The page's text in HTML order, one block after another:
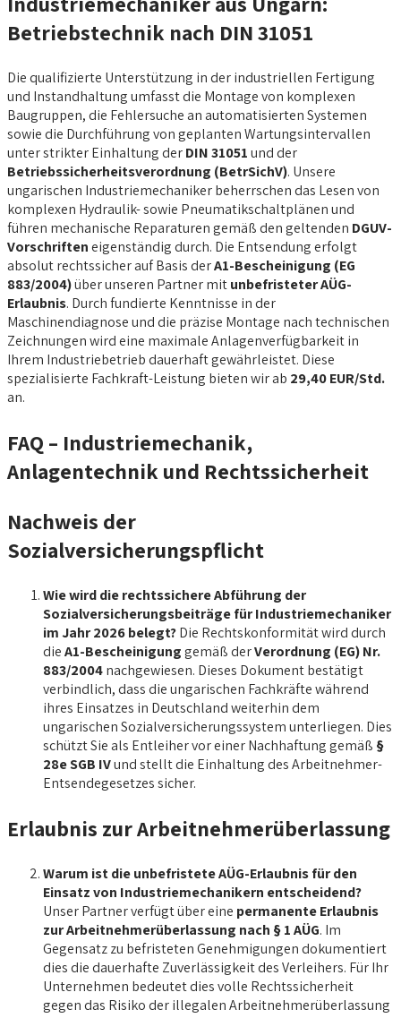
Betriebstechnik nach DIN 31051
Die qualifizierte Unterstützung in der industriellen Fertigung
und Instandhaltung umfasst die Montage von komplexen
Baugruppen, die Fehlersuche an automatisierten Systemen
sowie die Durchführung von geplanten Wartungsintervallen
unter strikter Einhaltung derDIN 31051und der
Betriebssicherheitsverordnung (BetrSichV). Unsere
ungarischen Industriemechaniker beherrschen das Lesen von
komplexen Hydraulik- sowie Pneumatikschaltplänen und
führen mechanische Reparaturen gemäß den geltenden DGUV-
Vorschrifteneigenständig durch. Die Entsendung erfolgt
absolut rechtssicher auf Basis derA1-Bescheinigung (EG
883/2004)über unseren Partner mitunbefristeter AÜG-
Erlaubnis. Durch fundierte Kenntnisse in der
Maschinendiagnose und die präzise Montage nach technischen
Zeichnungen wird eine maximale Anlagenverfügbarkeit in
Ihrem Industriebetrieb dauerhaft gewährleistet. Diese
spezialisierte Fachkraft-Leistung bieten wir ab 29,40 EUR/Std.
an.
FAQ – Industriemechanik,
Anlagentechnik und Rechtssicherheit
Nachweis der
Sozialversicherungspflicht
Wie wird die rechtssichere Abführung der
Sozialversicherungsbeiträge für Industriemechaniker
im Jahr 2026 belegt?Die Rechtskonformität wird durch
dieA1-Bescheinigunggemäß derVerordnung (EG) Nr.
883/2004nachgewiesen. Dieses Dokument bestätigt
verbindlich, dass die ungarischen Fachkräfte während
ihres Einsatzes in Deutschland weiterhin dem
ungarischen Sozialversicherungssystem unterliegen. Dies
schützt Sie als Entleiher vor einer Nachhaftung gemäß §
28e SGB IVund stellt die Einhaltung des Arbeitnehmer-
Entsendegesetzes sicher.
Erlaubnis zur Arbeitnehmerüberlassung
Warum ist die unbefristete AÜG-Erlaubnis für den
Einsatz von Industriemechanikern entscheidend?
Unser Partner verfügt über eine permanente Erlaubnis
zur Arbeitnehmerüberlassung nach § 1 AÜG. Im
Gegensatz zu befristeten Genehmigungen dokumentiert
dies die dauerhafte Zuverlässigkeit des Verleihers. Für Ihr
Unternehmen bedeutet dies volle Rechtssicherheit
gegen das Risiko der illegalen Arbeitnehmerüberlassung